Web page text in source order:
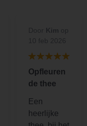
Opfleuren
de thee
Een
heerlijke